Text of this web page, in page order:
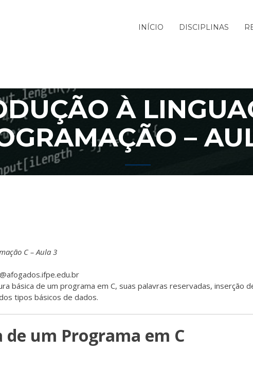
INÍCIO DISCIPLINAS
À
–
C – Aula 3
básica de um programa em C, suas palavras reservadas, inserção
tipos básicos de dados.
um Programa em C